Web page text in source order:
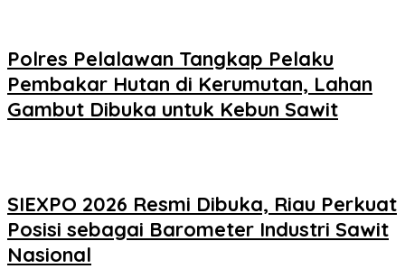
Polres Pelalawan Tangkap Pelaku
Pembakar Hutan di Kerumutan, Lahan
Gambut Dibuka untuk Kebun Sawit
SIEXPO 2026 Resmi Dibuka, Riau Perkuat
Posisi sebagai Barometer Industri Sawit
Nasional